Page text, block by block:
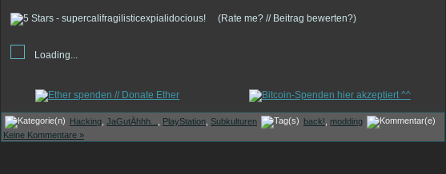
(Rate me? // Beitrag bewerten?)
Loading...
Hacking JaGutÄhhh... PlayStation Subkulturen back!
modding
Keine Kommentare »